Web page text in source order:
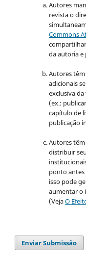
Autores
revista o
Commons
da autoria e
Autores
adicionais
exclusiva
(ex.:
capítulo de
publicação
Autores
distribuir
ponto antes
isso pode
aumentar o
(VejaO
Enviar Submissão